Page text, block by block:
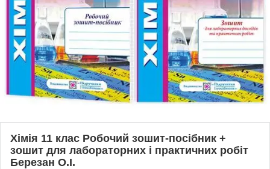
Хімія 11 клас Робочий зошит-посібник +
зошит для лабораторних і практичних робіт
Березан О.І.